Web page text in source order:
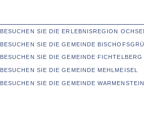
BESUCHEN SIE DIE ERLEBNISREGION
BESUCHEN SIE DIE GEMEINDE
BESUCHEN SIE DIE GEMEINDE FICHTELBERG
BESUCHEN SIE DIE GEMEINDE MEHLMEISEL
BESUCHEN SIE DIE GEMEINDE